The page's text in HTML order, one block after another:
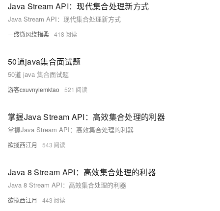
Java Stream API：现代集合处理新方式
Java Stream API：现代集合处理新方式
一缕微风绕指柔 418
50道java集合面试题
50道 java 集合面试题
游客cxuvnylemktao 521
掌握Java Stream API：高效集合处理的利器
掌握Java Stream API：高效集合处理的利器
欲揽西江月 543
Java 8 Stream API：高效集合处理的利器
Java 8 Stream API：高效集合处理的利器
欲揽西江月 443